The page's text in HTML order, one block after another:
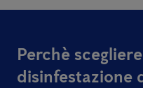
Perchè
disinfestazione